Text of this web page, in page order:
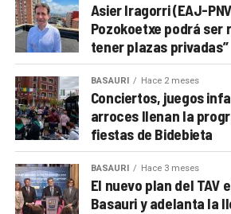
Asier Iragorri (EAJ-
Pozokoetxe podrá ser
tener plazas privadas”
BASAURI Hace 2 meses
Conciertos, juegos
arroces llenan la
fiestas de Bidebieta
BASAURI Hace 3 meses
El nuevo plan del TAV
Basauri y adelanta la